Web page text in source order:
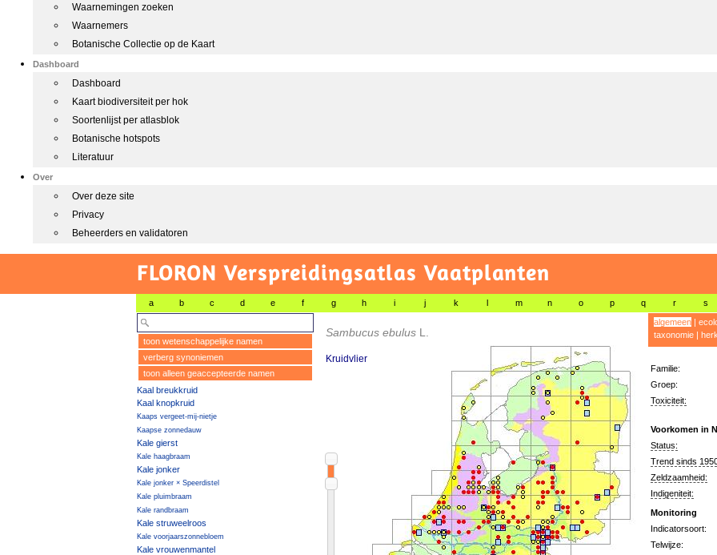
Waarnemingen zoeken
Waarnemers
Botanische Collectie op de Kaart
Dashboard
Dashboard
Kaart biodiversiteit per hok
Soortenlijst per atlasblok
Botanische hotspots
Literatuur
Over
Over deze site
Privacy
Beheerders en validatoren
FLORON Verspreidingsatlas Vaatplanten
a b c d e f g h i j k l m n o p q r s
toon wetenschappelijke namen
verberg synoniemen
toon alleen geaccepteerde namen
Kaal breukkruid
Kaal knopkruid
Kaaps vergeet-mij-nietje
Kaapse zonnedauw
Kale gierst
Kale haagbraam
Kale jonker
Kale jonker × Speerdistel
Kale pluimbraam
Kale randbraam
Kale struweelroos
Kale voorjaarszonnebloem
Kale vrouwenmantel
Sambucus ebulus L.
Kruidvlier
algemeen|
taxonomie|
Familie:
Groep:
Toxiciteit:
Voorkomen in
Status:
Trend sinds
Zeldzaamheid:
Indigeniteit:
Monitoring
Indicatorsoort:
Telwijze: